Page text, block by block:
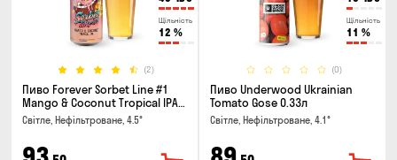
Щільність
12 %
(2)
Пиво Forever Sorbet Line #1
Mango & Coconut Tropical IPA
0.5л
Світле, Нефільтроване, 4.5°
Щільність
11 %
(0)
Пиво Underwood Ukrainian
Tomato Gose 0.33л
Світле, Нефільтроване, 4.1°